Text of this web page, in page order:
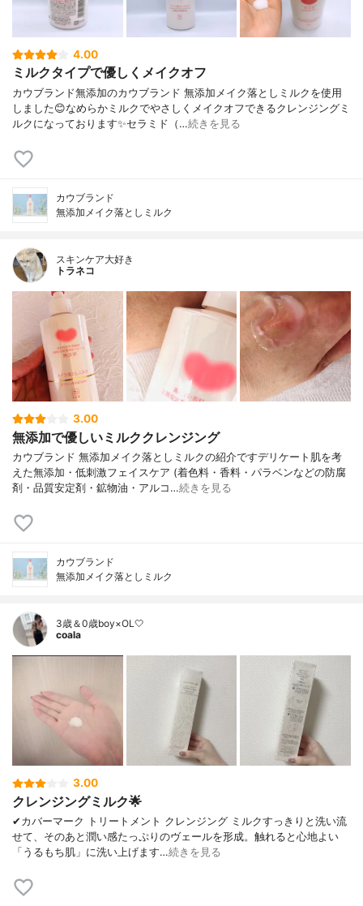
4.00
ミルクタイプで優しくメイクオフ
カウブランド無添加のカウブランド 無添加メイク落としミルクを使用
しました😊なめらかミルクでやさしくメイクオフできるクレンジングミ
ルクになっております✨セラミド（…続きを見る
カウブランド
無添加メイク落としミルク
スキンケア大好き
トラネコ
3.00
無添加で優しいミルククレンジング
カウブランド 無添加メイク落としミルクの紹介ですデリケート肌を考
えた無添加・低刺激フェイスケア (着色料・香料・パラベンなどの防腐
剤・品質安定剤・鉱物油・アルコ…続きを見る
カウブランド
無添加メイク落としミルク
3歳＆0歳boy×OL🤍
coala
3.00
クレンジングミルク🌟
✔︎カバーマーク トリートメント クレンジング ミルクすっきりと洗い流
せて、そのあと潤い感たっぷりのヴェールを形成。触れると心地よい
「うるもち肌」に洗い上げます…続きを見る